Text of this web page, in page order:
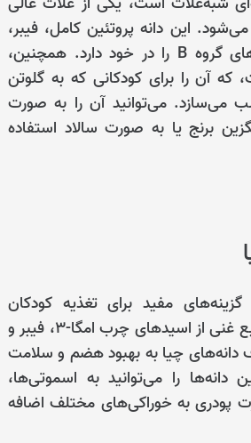
این دانه پروتئین کامل، فیبر،
آهن و انواع ویتامین‌های گروه B را در خود دارد. همچنین،
که آن را برای کودکانی که به گلوتن
می‌سازد. می‌توانید آن را به صورت
برنج یا به صورت سالاد استفاده
مفید برای تغذیه کودکان
هستند. این دانه‌ها منبع غنی از اسیدهای چرب امگا-۳، فیبر و
چیا به بهبود هضم و سلامت
را می‌توانید به اسموتی‌ها،
پودری به خوراکی‌های مختلف اضافه